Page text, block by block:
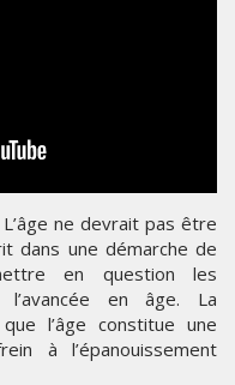
ne devrait pas être
dans une démarche de
en question les
en âge. La
l’âge constitue une
à l’épanouissement